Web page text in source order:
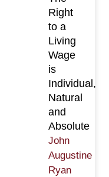
Right
to a
Living
Wage
is
Individual,
Natural
and
Absolute
John
Augustine
Ryan